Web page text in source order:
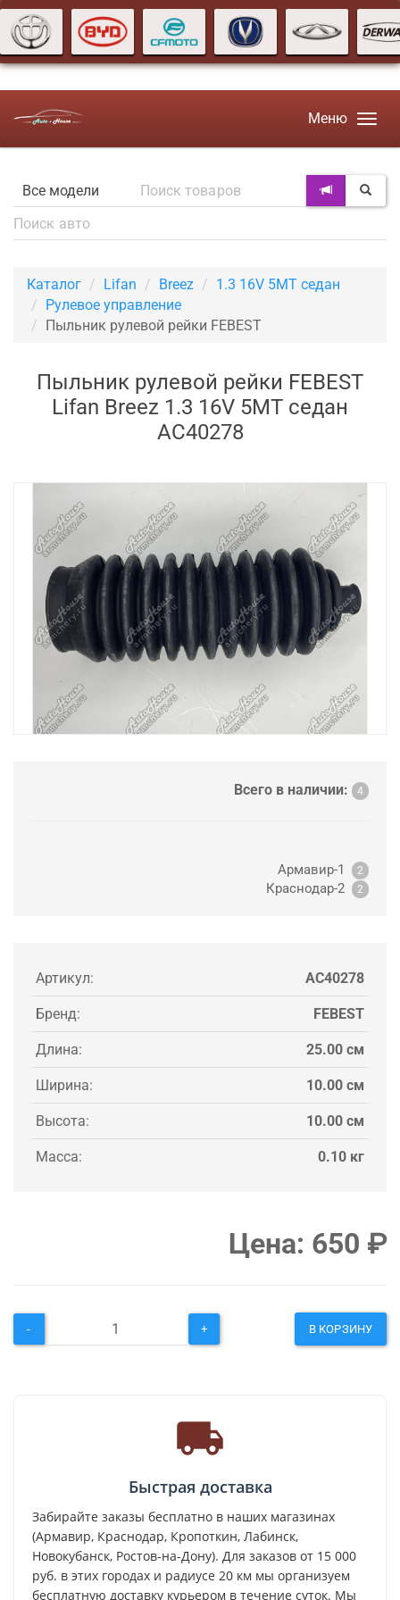
Меню
Каталог Lifan Breez
1.3 16V 5MT седан
Рулевое управление
Пыльник рулевой рейки FEBEST
Пыльник рулевой рейки FEBEST
Lifan Breez 1.3 16V 5MT седан
AC40278
Всего в наличии: 4
Армавир-1 2
Краснодар-2 2
Артикул: AC40278
Бренд: FEBEST
Длина: 25.00 см
Ширина: 10.00 см
Высота: 10.00 см
Масса: 0.10 кг
Цена: 650 ₽
- + В КОРЗИНУ
Быстрая доставка
Забирайте заказы бесплатно в наших магазинах
(Армавир, Краснодар, Кропоткин, Лабинск,
Новокубанск, Ростов-на-Дону). Для заказов от 15 000
руб. в этих городах и радиусе 20 км мы организуем
бесплатную доставку курьером в течение суток. Мы